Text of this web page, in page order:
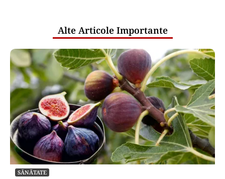
Alte Articole Importante
SĂNĂTATE